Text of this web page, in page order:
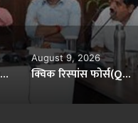
August 9, 2026
क्विक रिस्पांस फोर्स(QRF) जवानों की सूझबूझ ओर तत्परता से टली बड़ी दुर्घटना